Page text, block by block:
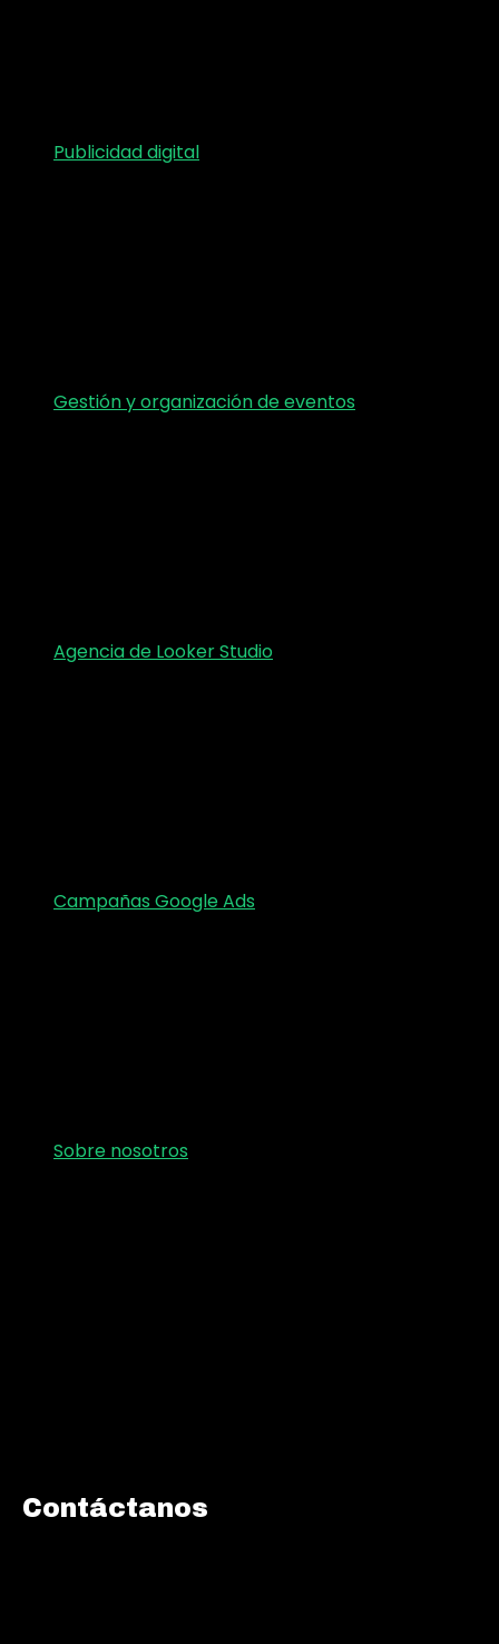
Publicidad digital
Gestión y organización de eventos
Agencia de Looker Studio
Campañas Google Ads
Sobre nosotros
Contáctanos